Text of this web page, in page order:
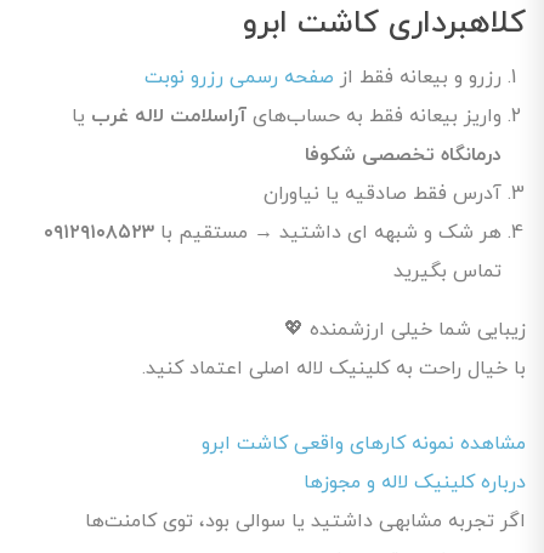
کلاهبرداری کاشت ابرو
رزرو و بیعانه فقط از صفحه رسمی رزرو نوبت
واریز بیعانه فقط به حساب‌های آراسلامت لاله غرب یا
درمانگاه تخصصی شکوفا
آدرس فقط صادقیه یا نیاوران
هر شک و شبهه ای داشتید → مستقیم با ۰۹۱۲۹۱۰۸۵۲۳
تماس بگیرید
زیبایی شما خیلی ارزشمنده 💖
با خیال راحت به کلینیک لاله اصلی اعتماد کنید.
مشاهده نمونه کارهای واقعی کاشت ابرو
درباره کلینیک لاله و مجوزها
اگر تجربه مشابهی داشتید یا سوالی بود، توی کامنت‌ها